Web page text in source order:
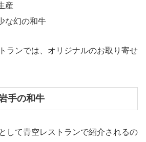
産
な幻の和牛
ランでは、オリジナルのお取り寄せ
手の和牛
して青空レストランで紹介されるの